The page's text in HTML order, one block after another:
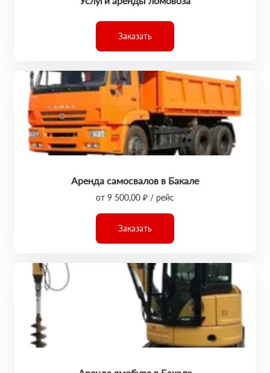
Заказать
Аренда самосвалов в Бакале
от 9 500,00 ₽ / рейс
Заказать